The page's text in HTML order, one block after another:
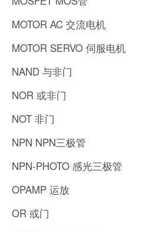
MOTOR AC 交流电机
MOTOR SERVO 伺服电机
NAND 与非门
NOR 或非门
NOT 非门
NPN NPN三极管
NPN-PHOTO 感光三极管
OPAMP 运放
OR 或门